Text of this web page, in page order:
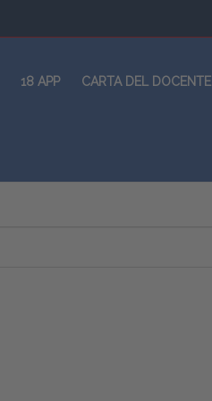
18 APP CARTA DEL DOCENTE